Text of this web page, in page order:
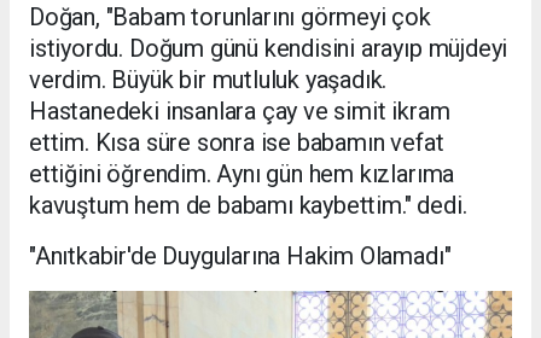
Doğan, "Babam torunlarını görmeyi çok
istiyordu. Doğum günü kendisini arayıp müjdeyi
verdim. Büyük bir mutluluk yaşadık.
Hastanedeki insanlara çay ve simit ikram
ettim. Kısa süre sonra ise babamın vefat
ettiğini öğrendim. Aynı gün hem kızlarıma
kavuştum hem de babamı kaybettim." dedi.
"Anıtkabir'de Duygularına Hakim Olamadı"